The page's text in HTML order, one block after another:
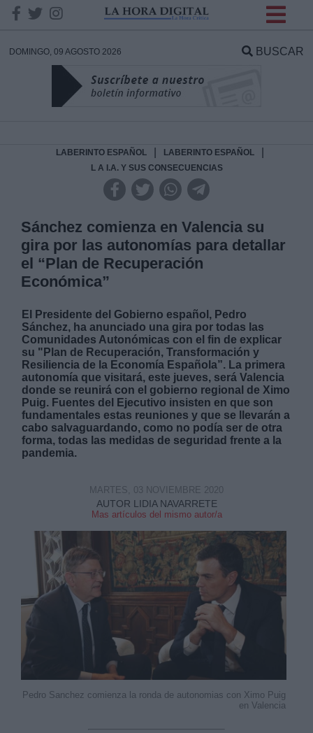
DOMINGO, 09 AGOSTO 2026 BUSCAR
LABERINTO ESPAÑOL LABERINTO ESPAÑOL
L A I.A. Y SUS CONSECUENCIAS
Sánchez comienza en Valencia su
gira por las autonomías para detallar
el “Plan de Recuperación
Económica”
El Presidente del Gobierno español, Pedro
Sánchez, ha anunciado una gira por todas las
Comunidades Autonómicas con el fin de explicar
su "Plan de Recuperación, Transformación y
Resiliencia de la Economía Española”. La primera
autonomía que visitará, este jueves, será Valencia
donde se reunirá con el gobierno regional de Ximo
Puig. Fuentes del Ejecutivo insisten en que son
fundamentales estas reuniones y que se llevarán a
cabo salvaguardando, como no podía ser de otra
forma, todas las medidas de seguridad frente a la
pandemia.
AUTOR LIDIA NAVARRETE
Mas artículos del mismo autor/a
MARTES, 03 NOVIEMBRE 2020
Pedro Sanchez comienza la ronda de autonomias con Ximo Puig
en Valencia
DATOS
Responsable:
Legitimación:
Destinatarios:
Derechos:
link